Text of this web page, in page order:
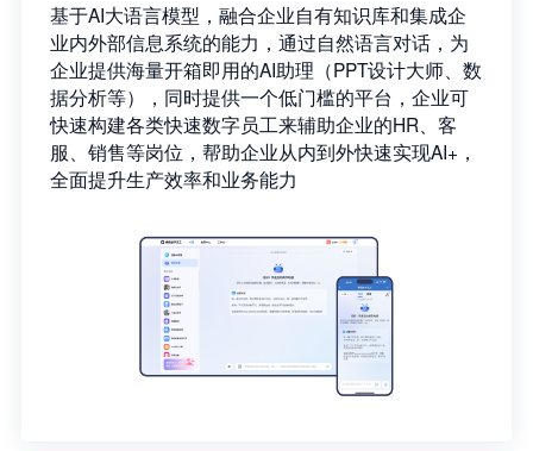
基于AI大语言模型，融合企业自有知识库和集成企
业内外部信息系统的能力，通过自然语言对话，为
企业提供海量开箱即用的AI助理（PPT设计大师、数
据分析等），同时提供一个低门槛的平台，企业可
快速构建各类快速数字员工来辅助企业的HR、客
服、销售等岗位，帮助企业从内到外快速实现AI+，
全面提升生产效率和业务能力